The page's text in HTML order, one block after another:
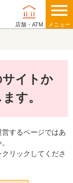
店舗・ATM メニュー
サイトか
す。
するページではあ
リックしてくださ